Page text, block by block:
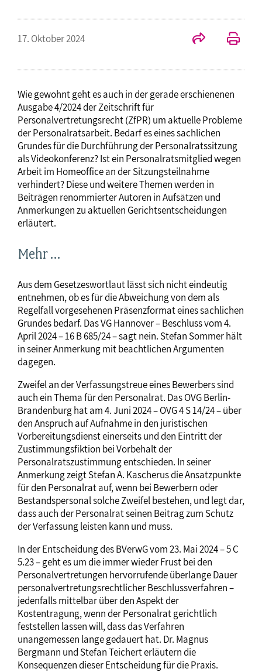
17. Oktober 2024
Wie gewohnt geht es auch in der gerade erschienenen
Ausgabe 4/2024 der Zeitschrift für
Personalvertretungsrecht (ZfPR) um aktuelle Probleme
der Personalratsarbeit. Bedarf es eines sachlichen
Grundes für die Durchführung der Personalratssitzung
als Videokonferenz? Ist ein Personalratsmitglied wegen
Arbeit im Homeoffice an der Sitzungsteilnahme
verhindert? Diese und weitere Themen werden in
Beiträgen renommierter Autoren in Aufsätzen und
Anmerkungen zu aktuellen Gerichtsentscheidungen
erläutert.
Mehr …
Aus dem Gesetzeswortlaut lässt sich nicht eindeutig
entnehmen, ob es für die Abweichung von dem als
Regelfall vorgesehenen Präsenzformat eines sachlichen
Grundes bedarf. Das VG Hannover – Beschluss vom 4.
April 2024 – 16 B 685/24 – sagt nein. Stefan Sommer hält
in seiner Anmerkung mit beachtlichen Argumenten
dagegen.
Zweifel an der Verfassungstreue eines Bewerbers sind
auch ein Thema für den Personalrat. Das OVG Berlin-
Brandenburg hat am 4. Juni 2024 – OVG 4 S 14/24 – über
den Anspruch auf Aufnahme in den juristischen
Vorbereitungsdienst einerseits und den Eintritt der
Zustimmungsfiktion bei Vorbehalt der
Personalratszustimmung entschieden. In seiner
Anmerkung zeigt Stefan A. Kascherus die Ansatzpunkte
für den Personalrat auf, wenn bei Bewerbern oder
Bestandspersonal solche Zweifel bestehen, und legt dar,
dass auch der Personalrat seinen Beitrag zum Schutz
der Verfassung leisten kann und muss.
In der Entscheidung des BVerwG vom 23. Mai 2024 – 5 C
5.23 – geht es um die immer wieder Frust bei den
Personalvertretungen hervorrufende überlange Dauer
personalvertretungsrechtlicher Beschlussverfahren –
jedenfalls mittelbar über den Aspekt der
Kostentragung, wenn der Personalrat gerichtlich
feststellen lassen will, dass das Verfahren
unangemessen lange gedauert hat. Dr. Magnus
Bergmann und Stefan Teichert erläutern die
Konsequenzen dieser Entscheidung für die Praxis.